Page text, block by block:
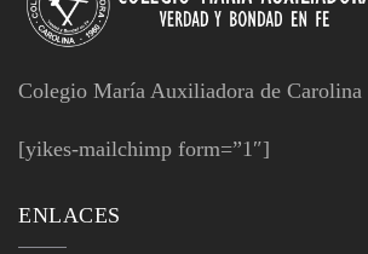
Colegio María Auxiliadora de Carolina
[yikes-mailchimp form=”1″]
ENLACES